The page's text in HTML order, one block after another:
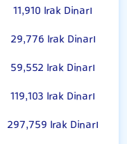
11,910 Irak Dinarı
29,776 Irak Dinarı
59,552 Irak Dinarı
119,103 Irak Dinarı
297,759 Irak Dinarı